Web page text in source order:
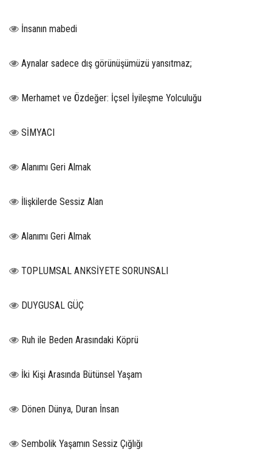
İnsanın mabedi
Aynalar sadece dış görünüşümüzü yansıtmaz;
Merhamet ve Özdeğer: İçsel İyileşme Yolculuğu
SİMYACI
Alanımı Geri Almak
İlişkilerde Sessiz Alan
Alanımı Geri Almak
TOPLUMSAL ANKSİYETE SORUNSALI
DUYGUSAL GÜÇ
Ruh ile Beden Arasındaki Köprü
İki Kişi Arasında Bütünsel Yaşam
Dönen Dünya, Duran İnsan
Sembolik Yaşamın Sessiz Çığlığı